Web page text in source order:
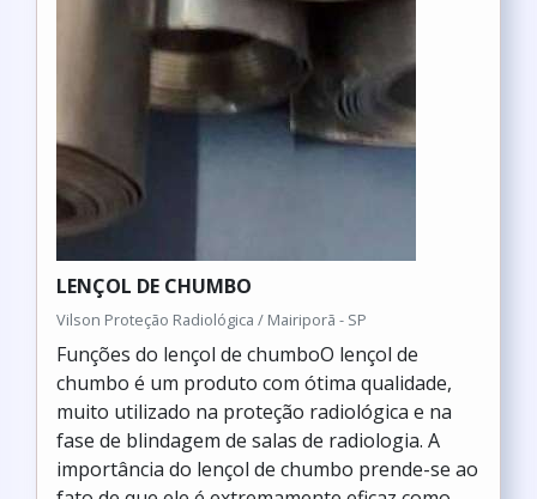
LENÇOL DE CHUMBO
Vilson Proteção Radiológica / Mairiporã - SP
Funções do lençol de chumboO lençol de
chumbo é um produto com ótima qualidade,
muito utilizado na proteção radiológica e na
fase de blindagem de salas de radiologia. A
importância do lençol de chumbo prende-se ao